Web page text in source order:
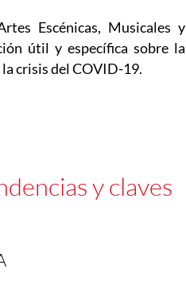
Escénicas, Musicales y
útil y específica sobre la
crisis del COVID-19.
y claves